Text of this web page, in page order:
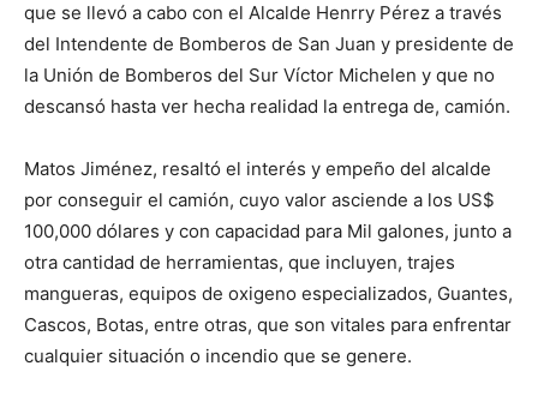
que se llevó a cabo con el Alcalde Henrry Pérez a través
del Intendente de Bomberos de San Juan y presidente de
la Unión de Bomberos del Sur Víctor Michelen y que no
descansó hasta ver hecha realidad la entrega de, camión.
Matos Jiménez, resaltó el interés y empeño del alcalde
por conseguir el camión, cuyo valor asciende a los US$
100,000 dólares y con capacidad para Mil galones, junto a
otra cantidad de herramientas, que incluyen, trajes
mangueras, equipos de oxigeno especializados, Guantes,
Cascos, Botas, entre otras, que son vitales para enfrentar
cualquier situación o incendio que se genere.